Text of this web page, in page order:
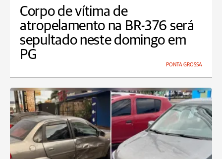
Corpo de vítima de
atropelamento na BR-376 será
sepultado neste domingo em
PG
PONTA GROSSA